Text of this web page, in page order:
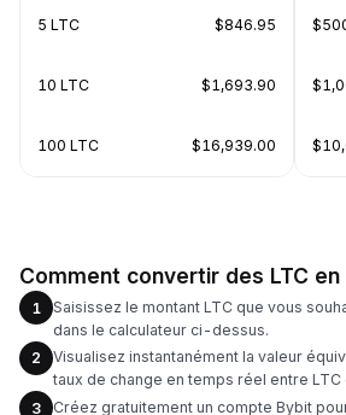
5 LTC $846.95
10 LTC $1,693.90
100 LTC $16,939.00
Comment convertir des LTC en
1
Saisissez le montant LTC que vous
dans le calculateur ci-dessus.
2
Visualisez instantanément la valeur
taux de change en temps réel entre LTC
3
Créez gratuitement un compte Bybit